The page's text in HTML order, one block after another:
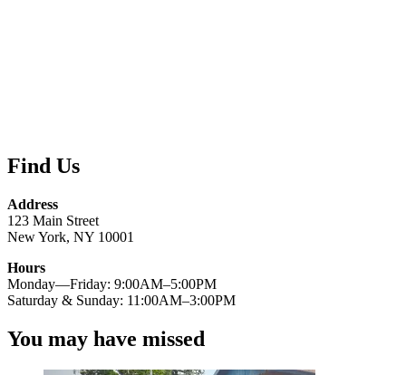
You may have missed
Seputar Papua